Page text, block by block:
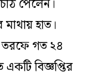
পেলেন।
হাত।
তরফে গত ২৪
বিজ্ঞপ্তির